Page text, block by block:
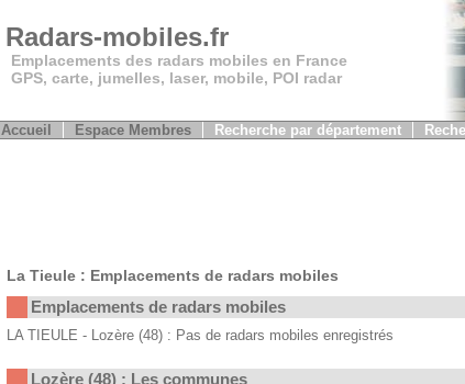
Radars-mobiles.fr
Emplacements des radars mobiles en France
GPS, carte, jumelles, laser, mobile, POI radar
Accueil Espace Membres Recherche par département
La Tieule : Emplacements de radars mobiles
Emplacements de radars mobiles
LA TIEULE - Lozère (48) : Pas de radars mobiles enregistrés
Lozère (48) : Les communes